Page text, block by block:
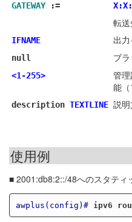
GATEWAY:=
転
IFNAME 出
null ブ
<1-255>
管
能
description TEXTLINE 説
使用例
■ 2001:db8:2::/48へのスタティ
awplus(config)# ipv6